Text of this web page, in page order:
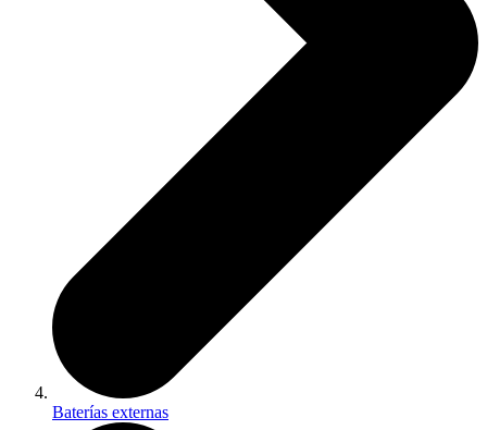
Baterías externas